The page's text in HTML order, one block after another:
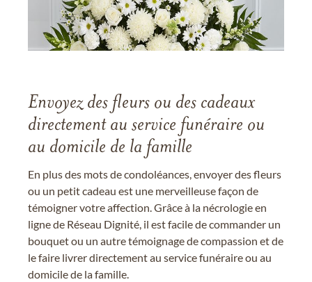
Envoyez des fleurs ou des cadeaux
directement au service funéraire ou
au domicile de la famille
En plus des mots de condoléances, envoyer des fleurs
ou un petit cadeau est une merveilleuse façon de
témoigner votre affection. Grâce à la nécrologie en
ligne de Réseau Dignité, il est facile de commander un
bouquet ou un autre témoignage de compassion et de
le faire livrer directement au service funéraire ou au
domicile de la famille.